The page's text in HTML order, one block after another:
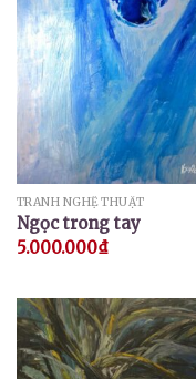
TRANH NGHỆ THUẬT
Ngọc trong tay
5.000.000₫